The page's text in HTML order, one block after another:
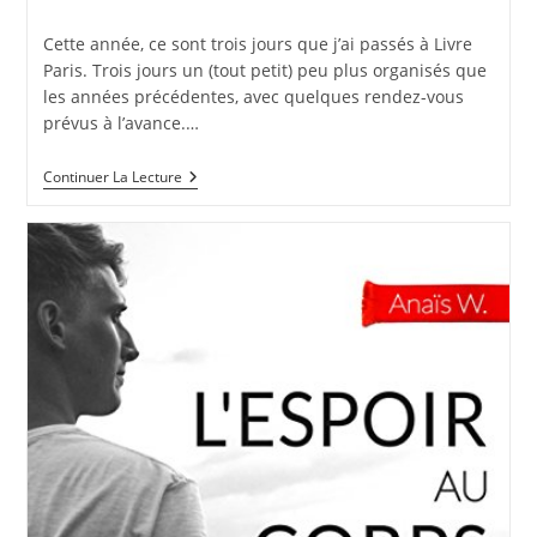
la
publication :
Cette année, ce sont trois jours que j’ai passés à Livre
Paris. Trois jours un (tout petit) peu plus organisés que
les années précédentes, avec quelques rendez-vous
prévus à l’avance.…
Continuer La LectureL’ivre
Paris